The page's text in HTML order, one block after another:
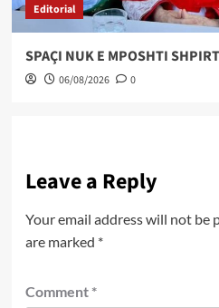
Editorial
SPAÇI NUK E MPOSHTI
06/08/2026 0
Leave a Reply
Your email address will not be
are marked *
Comment *